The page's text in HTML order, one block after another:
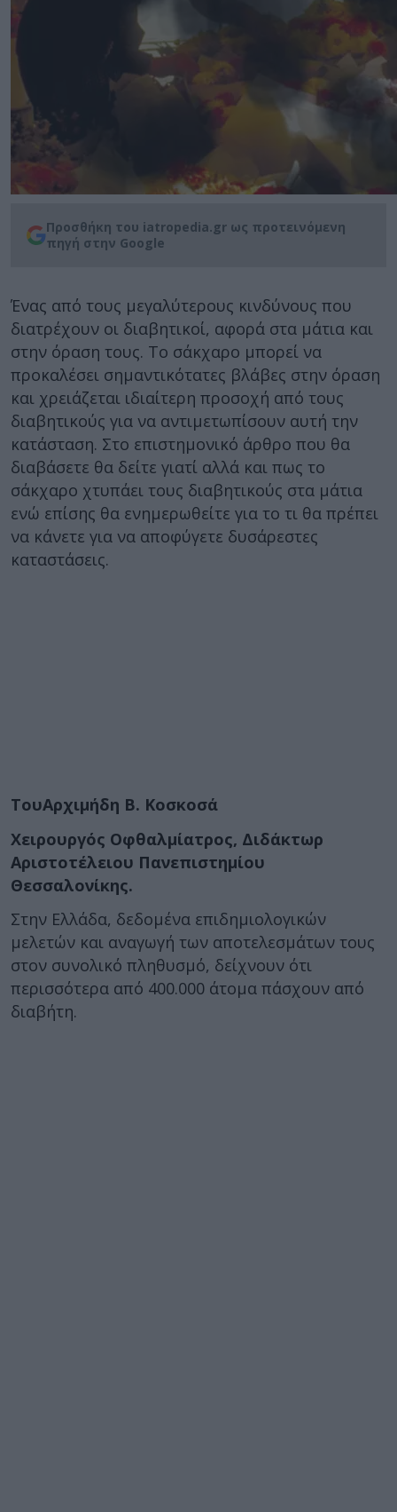
Προσθήκη του iatropedia.gr ως προτεινόμενη
πηγή στην Google
Ένας από τους μεγαλύτερους κινδύνους που
διατρέχουν οι διαβητικοί, αφορά στα μάτια και
στην όραση τους. Το σάκχαρο μπορεί να
προκαλέσει σημαντικότατες βλάβες στην όραση
και χρειάζεται ιδιαίτερη προσοχή από τους
διαβητικούς για να αντιμετωπίσουν αυτή την
κατάσταση. Στο επιστημονικό άρθρο που θα
διαβάσετε θα δείτε γιατί αλλά και πως το
σάκχαρο χτυπάει τους διαβητικούς στα μάτια
ενώ επίσης θα ενημερωθείτε για το τι θα πρέπει
να κάνετε για να αποφύγετε δυσάρεστες
καταστάσεις.
ΤουΑρχιμήδη Β. Κοσκοσά
Χειρουργός Οφθαλμίατρος, Διδάκτωρ
Αριστοτέλειου Πανεπιστημίου
Θεσσαλονίκης.
Στην Ελλάδα, δεδομένα επιδημιολογικών
μελετών και αναγωγή των αποτελεσμάτων τους
στον συνολικό πληθυσμό, δείχνουν ότι
περισσότερα από 400.000 άτομα πάσχουν από
διαβήτη.